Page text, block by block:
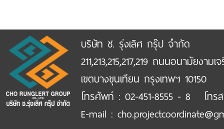
บริษัท ช. รุ่งเลิศ กรุ๊ป จำกัด
211,213,215,217,219 ถนนอนามัยงา
เขตบางขุนเทียน กรุงเทพฯ 10150
โทรศัพท์ : 02-451-8555 - 8 โทรส
E-mail :